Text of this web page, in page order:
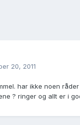
20, 2011
har ikke noen
? ringer og allt er i